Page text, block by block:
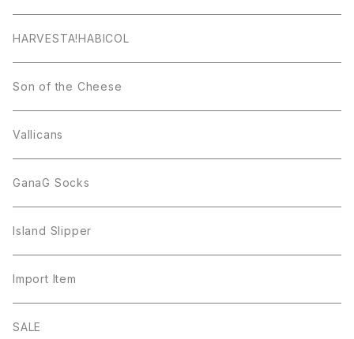
HARVESTA!HABICOL
Son of the Cheese
Vallicans
GanaG Socks
Island Slipper
Import Item
SALE